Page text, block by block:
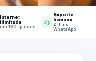
Internet
ilimitada
em 160+ países
Suporte
humano
24h no
WhatsApp